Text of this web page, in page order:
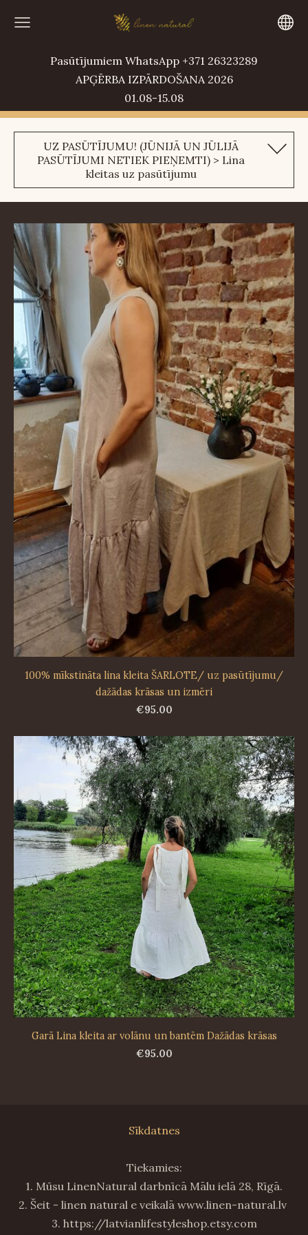
Pasūtījumiem WhatsApp +371 26323289
APĢĒRBA IZPĀRDOŠANA 2026
01.08-15.08
UZ PASŪTĪJUMU! (JŪNIJĀ UN JŪLIJĀ
PASŪTĪJUMI NETIEK PIEŅEMTI) > Lina
kleitas uz pasūtījumu
100% mīkstināta lina kleita ŠARLOTE/ uz pasūtījumu/
dažādas krāsas un izmēri
€95.00
Garā Lina kleita ar volānu un bantēm Dažādas krāsas
€95.00
Sīkdatnes
Tiekamies:
1. Mūsu LinenNatural darbnīcā Mālu ielā 28, Rīgā.
2. Šeit - linen natural e veikalā www.linen-natural.lv
3. https://latvianlifestyleshop.etsy.com